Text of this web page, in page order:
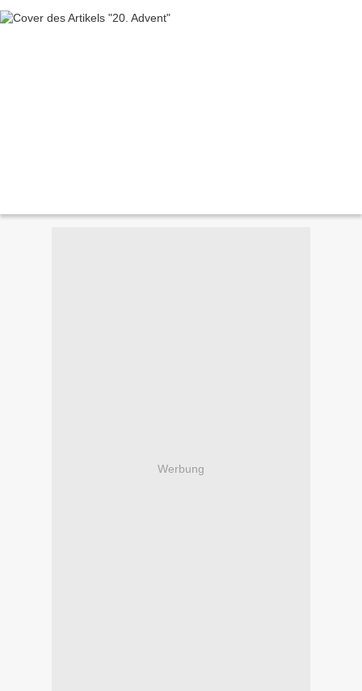
Werbung